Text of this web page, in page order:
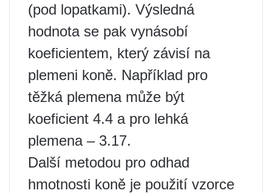
(pod lopatkami). Výsledná
hodnota se pak vynásobí
koeficientem, který závisí na
plemeni koně. Například pro
těžká plemena může být
koeficient 4.4 a pro lehká
plemena – 3.17.
Další metodou pro odhad
hmotnosti koně je použití vzorce